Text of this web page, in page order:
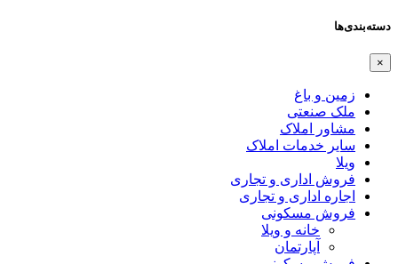
دسته‌بندی‌ها
×
زمین و باغ
ملک صنعتی
مشاور املاک
سایر خدمات املاک
ویلا
فروش اداری و تجاری
اجاره اداری و تجاری
فروش مسکونی
خانه و ویلا
آپارتمان